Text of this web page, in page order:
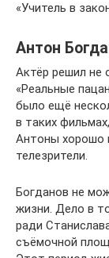
«Учитель в
Антон
Актёр решил не
«Реальные
было ещё
в таких
Антоны хорошо
телезрители.
Богданов не
жизни. Дело в
ради
съёмочной